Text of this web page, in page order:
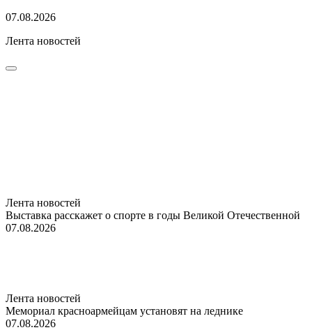
07.08.2026
Лента новостей
Лента новостей
Выставка расскажет о спорте в годы Великой Отечественной
07.08.2026
Лента новостей
Мемориал красноармейцам установят на леднике
07.08.2026